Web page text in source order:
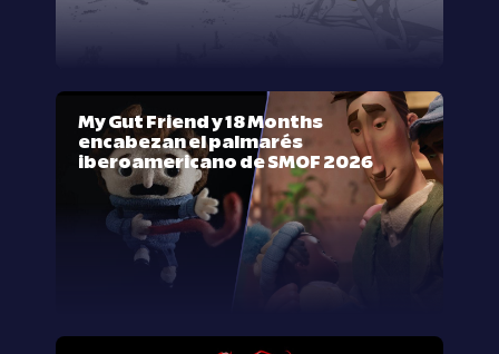
My Gut Friend y 18 Months
encabezan el palmarés
iberoamericano de SMOF 2026